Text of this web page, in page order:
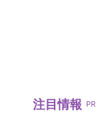
注目情報 PR